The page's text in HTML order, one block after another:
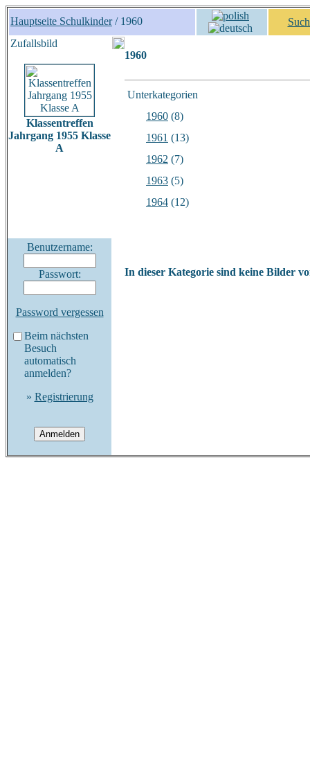
Hauptseite Schulkinder/ 1960
Zufallsbild
Klassentreffen
Jahrgang 1955 Klasse
A
Benutzername:
Passwort:
Password vergessen
Beim nächsten
Besuch
automatisch
anmelden?
» Registrierung
1960
Unterkategorien
1960 (8)
1961 (13)
1962 (7)
1963 (5)
1964 (12)
In dieser Kategorie sind keine Bilder